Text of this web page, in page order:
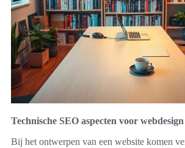
Technische SEO aspecten voor webdesign
Bij het ontwerpen van een website komen